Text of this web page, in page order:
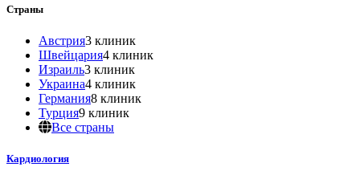
Страны
Австрия3 клиник
Швейцария4 клиник
Израиль3 клиник
Украина4 клиник
Германия8 клиник
Турция9 клиник
Все страны
Кардиология